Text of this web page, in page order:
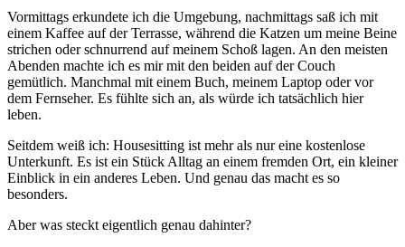
Vormittags erkundete ich die Umgebung, nachmittags saß ich mit
einem Kaffee auf der Terrasse, während die Katzen um meine Beine
strichen oder schnurrend auf meinem Schoß lagen. An den meisten
Abenden machte ich es mir mit den beiden auf der Couch
gemütlich. Manchmal mit einem Buch, meinem Laptop oder vor
dem Fernseher. Es fühlte sich an, als würde ich tatsächlich hier
leben.
Seitdem weiß ich: Housesitting ist mehr als nur eine kostenlose
Unterkunft. Es ist ein Stück Alltag an einem fremden Ort, ein kleiner
Einblick in ein anderes Leben. Und genau das macht es so
besonders.
Aber was steckt eigentlich genau dahinter?